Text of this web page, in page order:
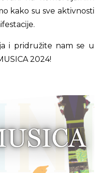
kako su sve aktivnosti
i pridružite nam se u
2024!